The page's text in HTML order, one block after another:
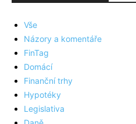
Vše
Názory a komentáře
FinTag
Domácí
Finanční trhy
Hypotéky
Legislativa